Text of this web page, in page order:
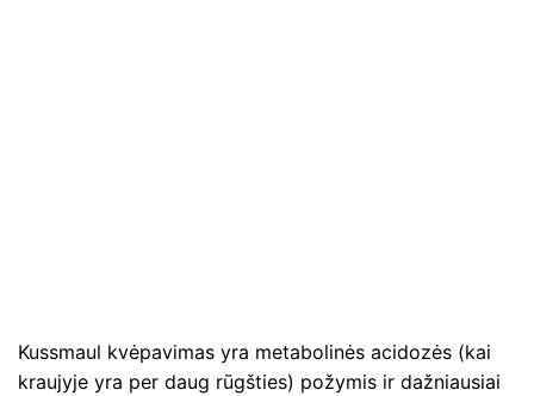
Kussmaul kvėpavimas yra metabolinės acidozės (kai
kraujyje yra per daug rūgšties) požymis ir dažniausiai